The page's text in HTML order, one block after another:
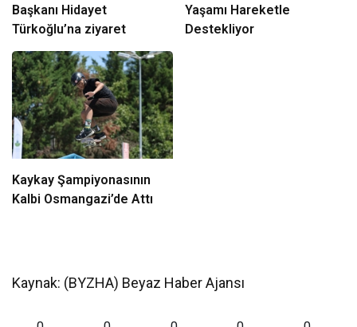
Başkanı Hidayet
Türkoğlu’na ziyaret
Yaşamı Hareketle
Destekliyor
Kaykay Şampiyonasının
Kalbi Osmangazi’de Attı
Kaynak: (BYZHA) Beyaz Haber Ajansı